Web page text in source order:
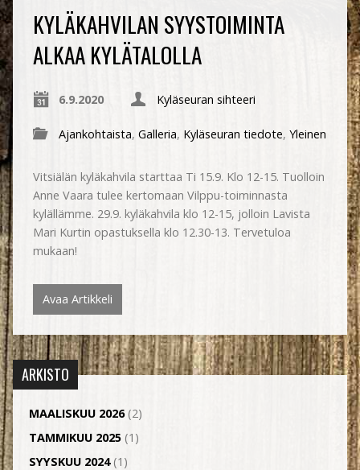
KYLÄKAHVILAN SYYSTOIMINTA
ALKAA KYLÄTALOLLA
6.9.2020 Kyläseuran sihteeri
Ajankohtaista, Galleria, Kyläseuran tiedote, Yleinen
Vitsiälän kyläkahvila starttaa Ti 15.9. Klo 12-15. Tuolloin
Anne Vaara tulee kertomaan Vilppu-toiminnasta
kylällämme. 29.9. kyläkahvila klo 12-15, jolloin Lavista
Mari Kurtin opastuksella klo 12.30-13. Tervetuloa
mukaan!
Avaa Artikkeli
ARKISTO
MAALISKUU 2026(2)
TAMMIKUU 2025(1)
SYYSKUU 2024(1)